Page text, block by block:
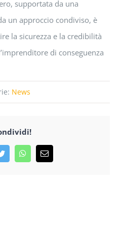
supportata da una
un approccio condiviso, è
la sicurezza e la credibilità
di conseguenza
News
TwitterWhatsApp
Email